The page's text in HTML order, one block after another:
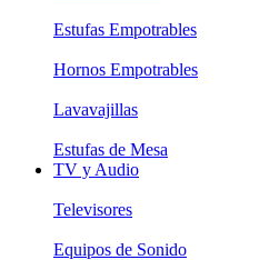
Estufas Empotrables
Hornos Empotrables
Lavavajillas
Estufas de Mesa
TV y Audio
Televisores
Equipos de Sonido